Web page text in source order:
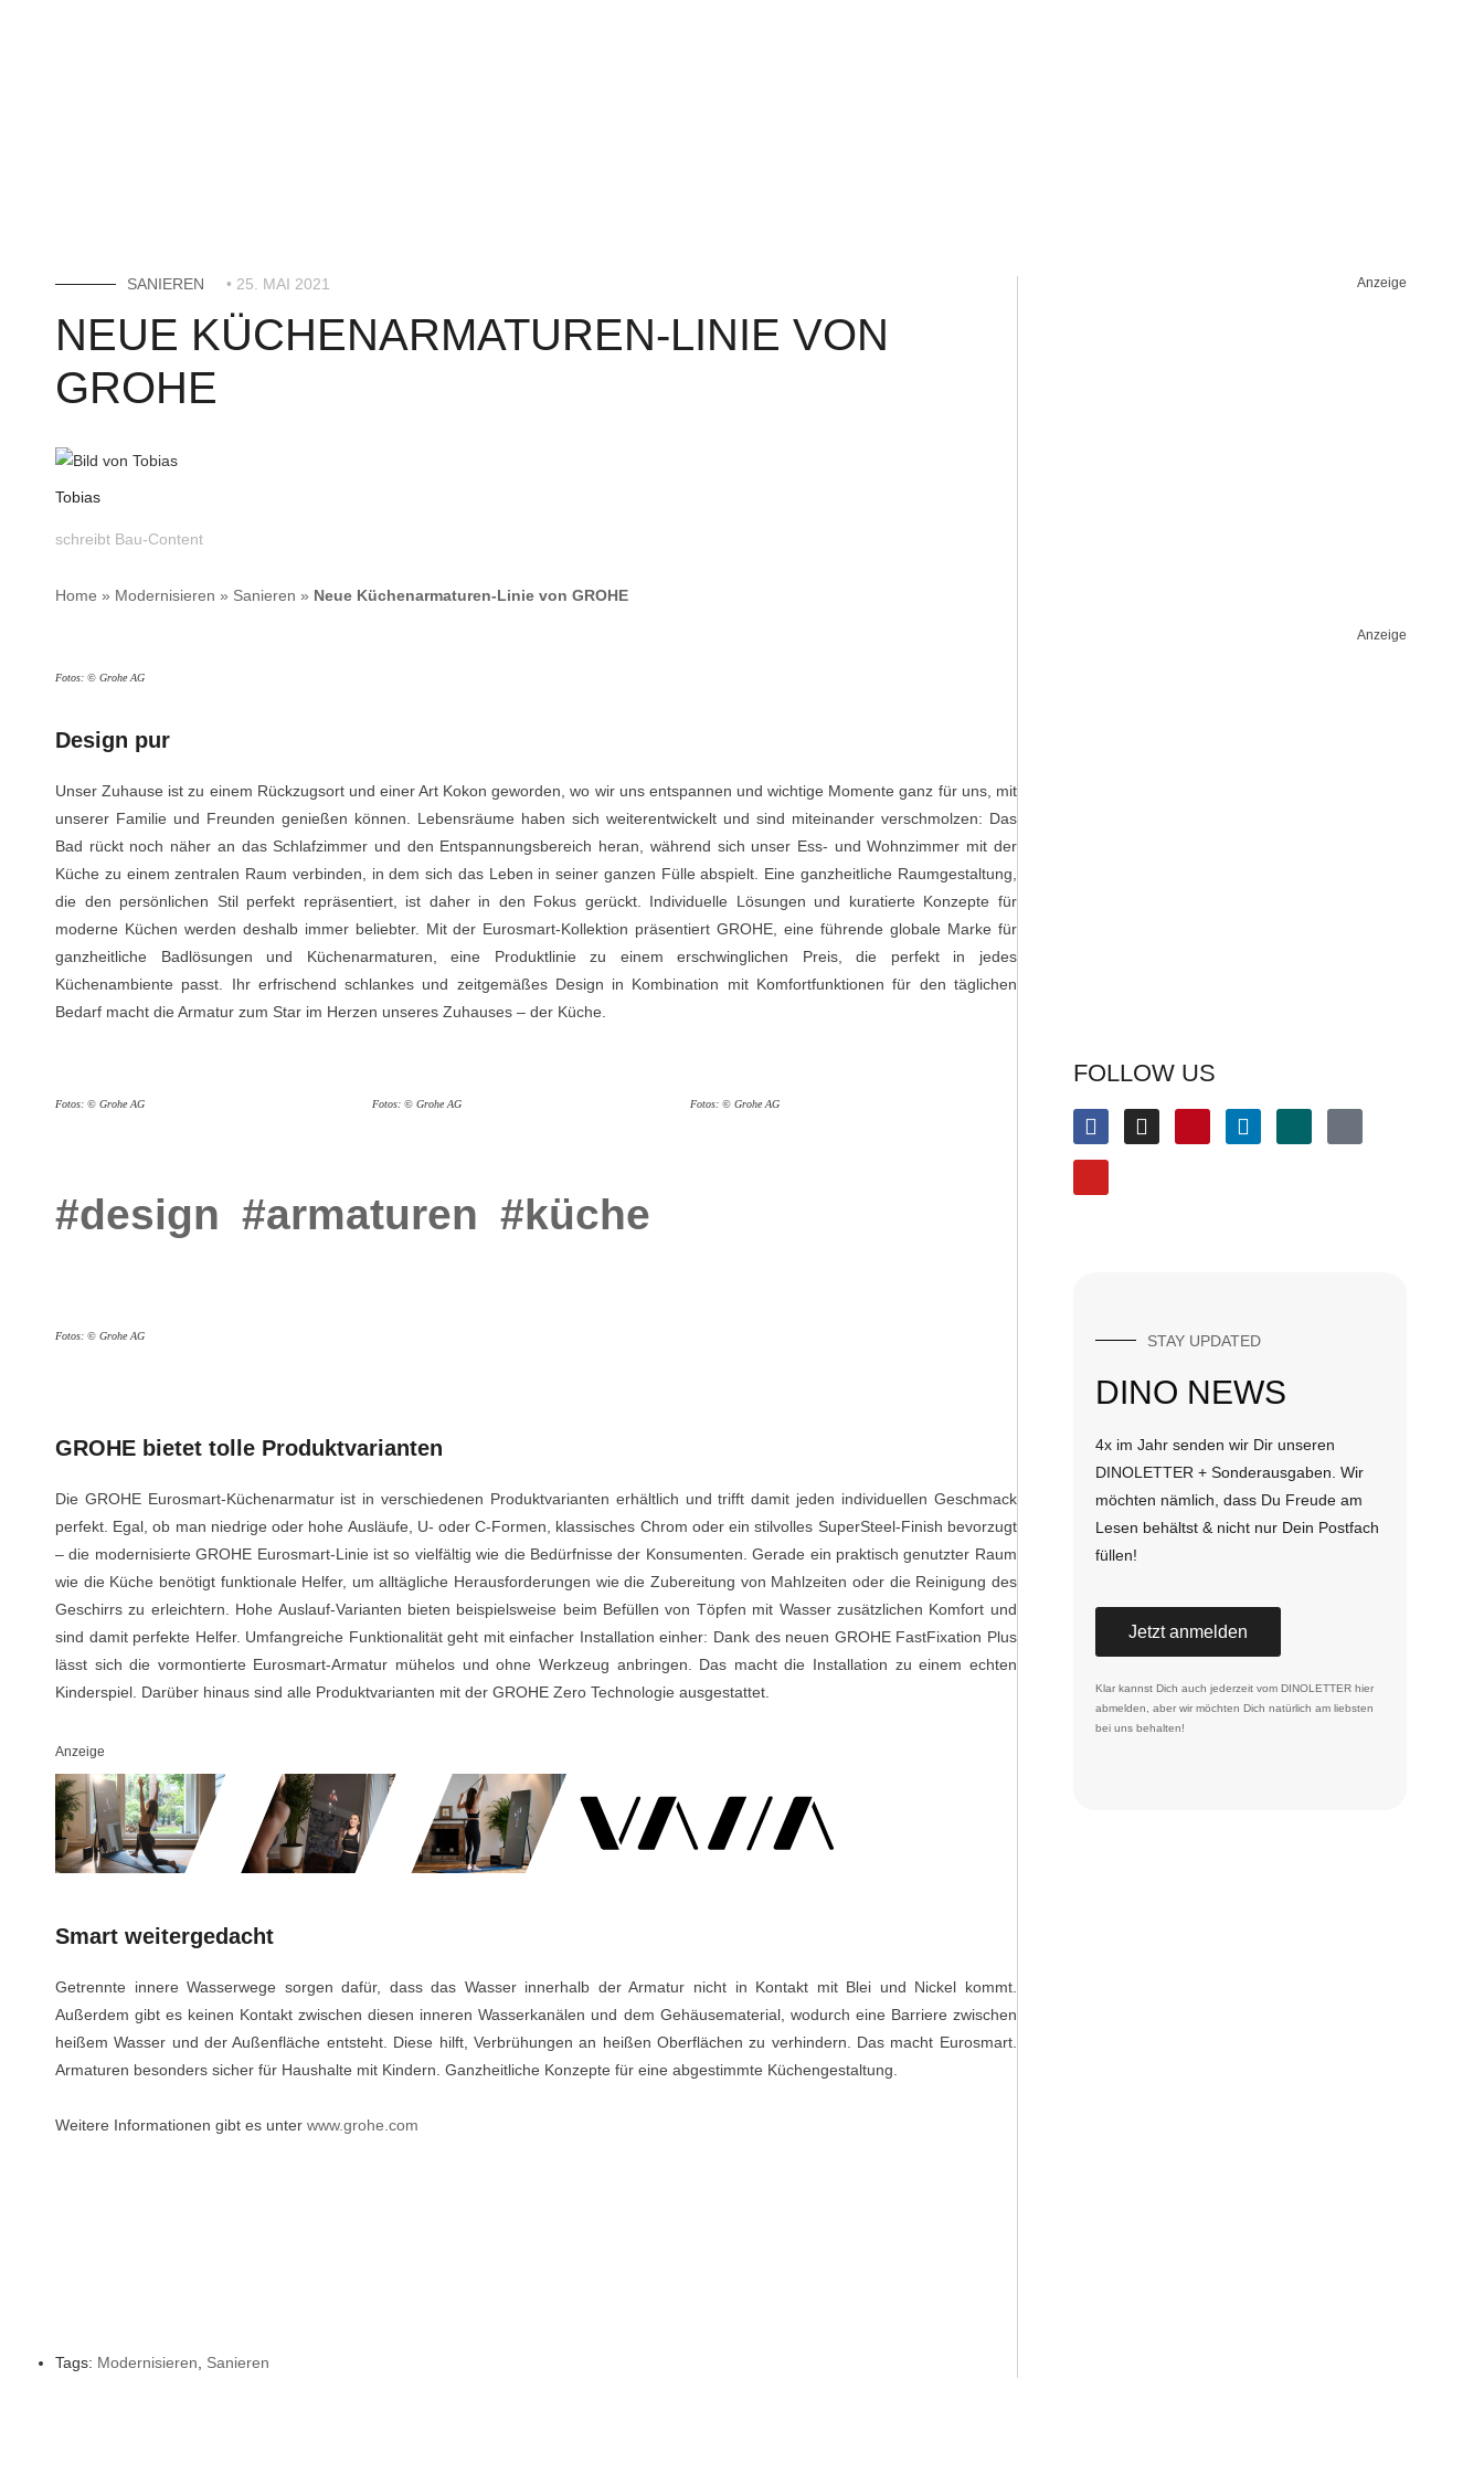
SANIEREN • 25. MAI 2021
NEUE KÜCHENARMATUREN-LINIE VON
GROHE
Tobias
schreibt Bau-Content
Home » Modernisieren » Sanieren » Neue Küchenarmaturen-Linie von GROHE
Fotos: © Grohe AG
Design pur
Unser Zuhause ist zu einem Rückzugsort und einer Art Kokon geworden, wo wir uns entspannen und wichtige Momente ganz für uns, mit
unserer Familie und Freunden genießen können. Lebensräume haben sich weiterentwickelt und sind miteinander verschmolzen: Das
Bad rückt noch näher an das Schlafzimmer und den Entspannungsbereich heran, während sich unser Ess- und Wohnzimmer mit der
Küche zu einem zentralen Raum verbinden, in dem sich das Leben in seiner ganzen Fülle abspielt. Eine ganzheitliche Raumgestaltung,
die den persönlichen Stil perfekt repräsentiert, ist daher in den Fokus gerückt. Individuelle Lösungen und kuratierte Konzepte für
moderne Küchen werden deshalb immer beliebter. Mit der Eurosmart-Kollektion präsentiert GROHE, eine führende globale Marke für
ganzheitliche Badlösungen und Küchenarmaturen, eine Produktlinie zu einem erschwinglichen Preis, die perfekt in jedes
Küchenambiente passt. Ihr erfrischend schlankes und zeitgemäßes Design in Kombination mit Komfortfunktionen für den täglichen
Bedarf macht die Armatur zum Star im Herzen unseres Zuhauses – der Küche.
Fotos: © Grohe AG Fotos: © Grohe AG Fotos: © Grohe AG
#design #armaturen #küche
Fotos: © Grohe AG
GROHE bietet tolle Produktvarianten
Die GROHE Eurosmart-Küchenarmatur ist in verschiedenen Produktvarianten erhältlich und trifft damit jeden individuellen Geschmack
perfekt. Egal, ob man niedrige oder hohe Ausläufe, U- oder C-Formen, klassisches Chrom oder ein stilvolles SuperSteel-Finish bevorzugt
– die modernisierte GROHE Eurosmart-Linie ist so vielfältig wie die Bedürfnisse der Konsumenten. Gerade ein praktisch genutzter Raum
wie die Küche benötigt funktionale Helfer, um alltägliche Herausforderungen wie die Zubereitung von Mahlzeiten oder die Reinigung des
Geschirrs zu erleichtern. Hohe Auslauf-Varianten bieten beispielsweise beim Befüllen von Töpfen mit Wasser zusätzlichen Komfort und
sind damit perfekte Helfer. Umfangreiche Funktionalität geht mit einfacher Installation einher: Dank des neuen GROHE FastFixation Plus
lässt sich die vormontierte Eurosmart-Armatur mühelos und ohne Werkzeug anbringen. Das macht die Installation zu einem echten
Kinderspiel. Darüber hinaus sind alle Produktvarianten mit der GROHE Zero Technologie ausgestattet.
Anzeige
Smart weitergedacht
Getrennte innere Wasserwege sorgen dafür, dass das Wasser innerhalb der Armatur nicht in Kontakt mit Blei und Nickel kommt.
Außerdem gibt es keinen Kontakt zwischen diesen inneren Wasserkanälen und dem Gehäusematerial, wodurch eine Barriere zwischen
heißem Wasser und der Außenfläche entsteht. Diese hilft, Verbrühungen an heißen Oberflächen zu verhindern. Das macht Eurosmart.
Armaturen besonders sicher für Haushalte mit Kindern. Ganzheitliche Konzepte für eine abgestimmte Küchengestaltung.
Weitere Informationen gibt es unter www.grohe.com
Tags: Modernisieren Sanieren
Anzeige
Anzeige
FOLLOW US
STAY UPDATED
DINO NEWS
4x im Jahr senden wir Dir unseren
DINOLETTER + Sonderausgaben. Wir
möchten nämlich, dass Du Freude am
Lesen behältst & nicht nur Dein Postfach
füllen!
Jetzt anmelden
Klar kannst Dich auch jederzeit vom DINOLETTER hier
abmelden , aber wir möchten Dich natürlich am liebsten
bei uns behalten!